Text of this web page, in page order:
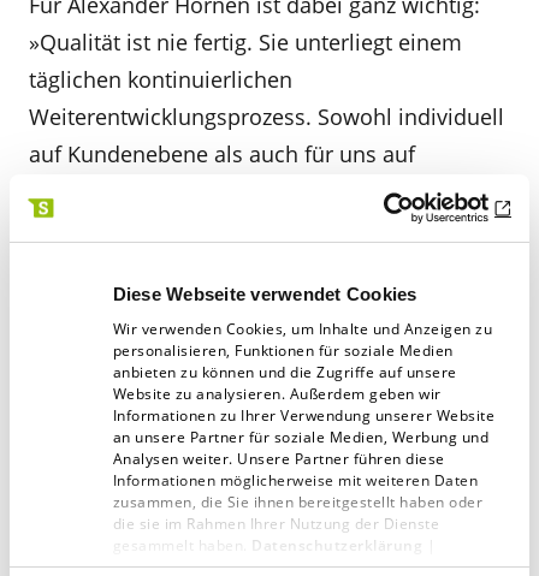
Diese Webseite verwendet Cookies
Wir verwenden Cookies, um Inhalte und Anzeigen zu
personalisieren, Funktionen für soziale Medien
anbieten zu können und die Zugriffe auf unsere
Website zu analysieren. Außerdem geben wir
Informationen zu Ihrer Verwendung unserer Website
an unsere Partner für soziale Medien, Werbung und
Analysen weiter. Unsere Partner führen diese
Informationen möglicherweise mit weiteren Daten
zusammen, die Sie ihnen bereitgestellt haben oder
die sie im Rahmen Ihrer Nutzung der Dienste
gesammelt haben. Datenschutzerklärung
Impressum
»Qualität ist nie fertig. Sie unterliegt einem
täglichen kontinuierlichen
Weiterentwicklungsprozess. Sowohl individuell
auf Kundenebene als auch für uns auf
Unternehmensebene.«
Für Schaffrath gibt es
noch einen wichtigen weiteren Faktor: die
menschlich und gehören dazu. Niemand
macht sie absichtlich, erst recht nicht in
Projekten mit Kundinnen und Kunden. Und
dennoch passieren sie. Dies offen zu
kommunizieren, sie transparent zu machen
und mit den Partnern darüber zu sprechen, ist
für Schaffrath ein entscheidender Schlüssel für
Qualität und Zukunft. Denn es gilt, aus ihnen zu